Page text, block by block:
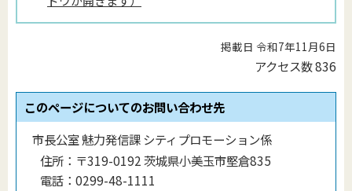
掲載日 令和7年11月6日
アクセス数836
このページについてのお問い合わせ先
市長公室 魅力発信課 シティプロモーション係
住所： 〒319-0192 茨城県小美玉市堅倉835
電話： 0299-48-1111